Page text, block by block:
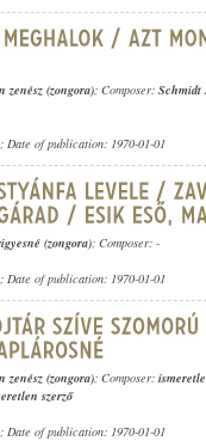
zenész (zongora); Composer: Schmidt
; Date of publication: 1970-01-01
(zongora); Composer: -
; Date of publication: 1970-01-01
zenész (zongora); Composer:
szerző
; Date of publication: 1970-01-01